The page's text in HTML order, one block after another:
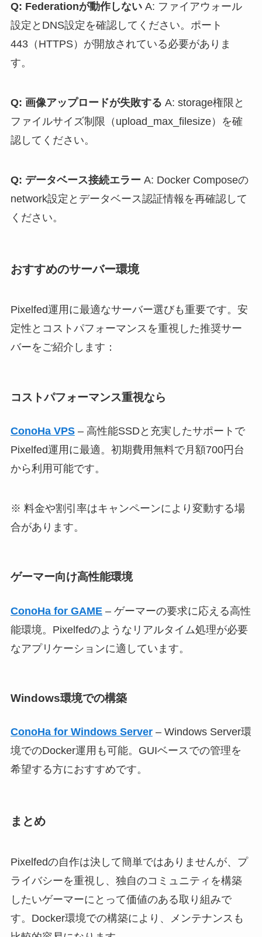
Q: Federationが動作しないA: ファイアウォール
設定とDNS設定を確認してください。ポート
443（HTTPS）が開放されている必要がありま
す。
Q: 画像アップロードが失敗する A: storage権限と
ファイルサイズ制限（upload_max_filesize）を確
認してください。
Q: データベース接続エラー A: Docker Composeの
network設定とデータベース認証情報を再確認して
ください。
おすすめのサーバー環境
Pixelfed運用に最適なサーバー選びも重要です。安
定性とコストパフォーマンスを重視した推奨サー
バーをご紹介します：
コストパフォーマンス重視なら
ConoHa VPS– 高性能SSDと充実したサポートで
Pixelfed運用に最適。初期費用無料で月額700円台
から利用可能です。
※ 料金や割引率はキャンペーンにより変動する場
合があります。
ゲーマー向け高性能環境
ConoHa for GAME– ゲーマーの要求に応える高性
能環境。Pixelfedのようなリアルタイム処理が必要
なアプリケーションに適しています。
Windows環境での構築
ConoHa for Windows Server– Windows Server環
境でのDocker運用も可能。GUIベースでの管理を
希望する方におすすめです。
まとめ
Pixelfedの自作は決して簡単ではありませんが、プ
ライバシーを重視し、独自のコミュニティを構築
したいゲーマーにとって価値のある取り組みで
す。Docker環境での構築により、メンテナンスも